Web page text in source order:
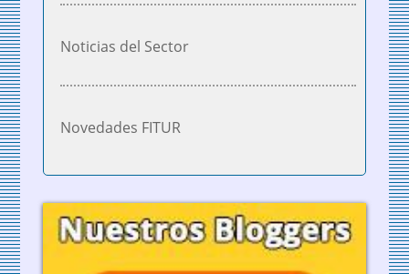
Noticias del Sector
Novedades FITUR